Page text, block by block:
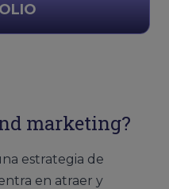
marketing?
estrategia de
en atraer y